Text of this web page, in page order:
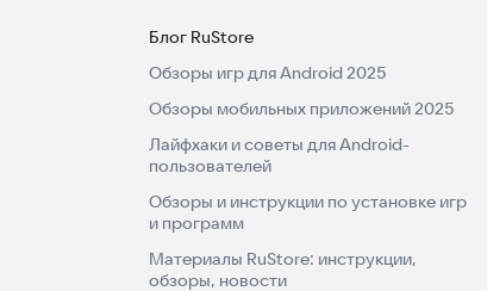
Блог RuStore
Обзоры игр для Android 2025
Обзоры мобильных приложений 2025
Лайфхаки и советы для Android-
пользователей
Обзоры и инструкции по установке игр
и программ
Материалы RuStore: инструкции,
обзоры, новости